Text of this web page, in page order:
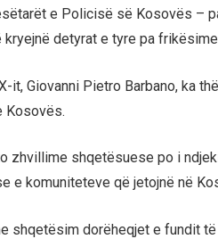
e Policisë së Kosovës –
kryejnë detyrat e tyre pa
it, Giovanni Pietro Barbano, ka
Kosovës.
zhvillime shqetësuese po i
e komuniteteve që jetojnë në
shqetësim dorëheqjet e fundit